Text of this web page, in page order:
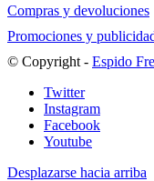
Compras y devoluciones
Promociones y
© Copyright - Espido
Twitter
Instagram
Facebook
Youtube
Desplazarse hacia arriba